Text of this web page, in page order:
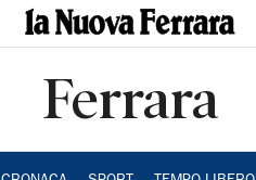
Ferrara